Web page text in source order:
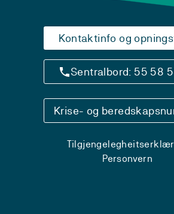
Kontaktinfo og
Sentralbord: 55 58
Krise- og
Personvern